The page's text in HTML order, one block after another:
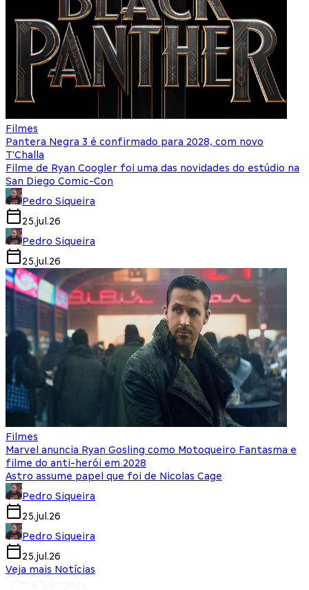
Filmes
Pantera Negra 3 é confirmado para 2028, com novo
T'Challa
Filme de Ryan Coogler foi uma das novidades do estúdio na
San Diego Comic-Con
Pedro Siqueira
25.jul.26
Pedro Siqueira
25.jul.26
Filmes
Marvel anuncia Ryan Gosling como Motoqueiro Fantasma e
filme do anti-herói em 2028
Astro assume papel que foi de Nicolas Cage
Pedro Siqueira
25.jul.26
Pedro Siqueira
25.jul.26
Veja mais Notícias